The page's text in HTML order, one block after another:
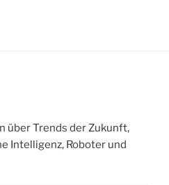
über Trends der Zukunft,
Intelligenz, Roboter und